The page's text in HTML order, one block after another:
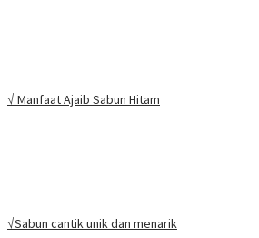
√ Manfaat Ajaib Sabun Hitam
√Sabun cantik unik dan menarik